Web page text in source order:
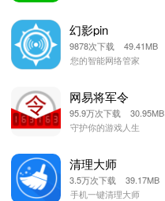
幻影pin
9878次下载 49.41MB
您的智能网络管家
网易将军令
95.9万次下载 30.95MB
守护你的游戏人生
清理大师
3.5万次下载 39.17MB
手机一键清理大师